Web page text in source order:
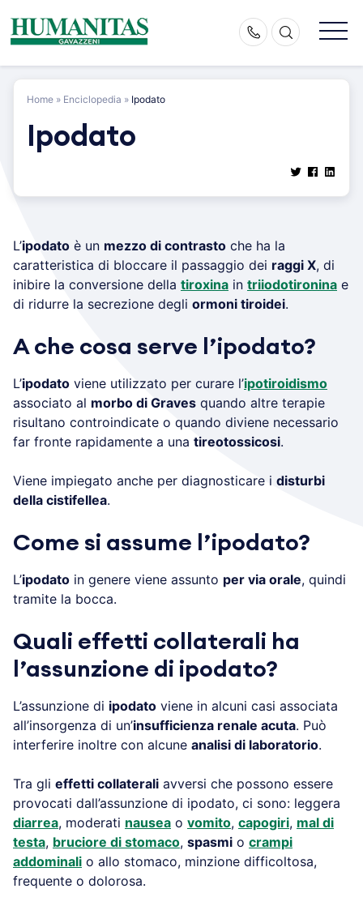
content
Home » Enciclopedia » Ipodato
Ipodato
L’ipodato è un mezzo di contrasto che ha la
caratteristica di bloccare il passaggio dei raggi X, di
inibire la conversione della tiroxina in triiodotironina e
di ridurre la secrezione degli ormoni tiroidei.
A che cosa serve l’ipodato?
L’ipodato viene utilizzato per curare l’ipotiroidismo
associato al morbo di Graves quando altre terapie
risultano controindicate o quando diviene necessario
far fronte rapidamente a una tireotossicosi.
Viene impiegato anche per diagnosticare i disturbi
della cistifellea.
Come si assume l’ipodato?
L’ipodato in genere viene assunto per via orale, quindi
tramite la bocca.
Quali effetti collaterali ha
l’assunzione di ipodato?
L’assunzione di ipodato viene in alcuni casi associata
all’insorgenza di un’insufficienza renale acuta. Può
interferire inoltre con alcune analisi di laboratorio.
Tra gli effetti collaterali avversi che possono essere
provocati dall’assunzione di ipodato, ci sono: leggera
diarrea, moderati nausea o vomito, capogiri, mal di
testa, bruciore di stomaco, spasmi o crampi
addominali o allo stomaco, minzione difficoltosa,
frequente o dolorosa.